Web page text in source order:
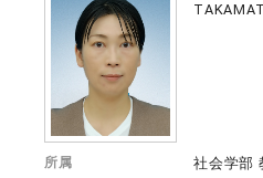
所属 社会学部